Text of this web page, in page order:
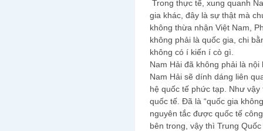
Trong thực tế, xung quanh
gia khác, đây là sự thật mà
không thừa nhận Việt Nam,
không phải là quốc gia, chi
không có í kiến í cò gì.
Nam Hải đã không phải là
Nam Hải sẽ dính dáng liên
hệ quốc tế phức tạp. Như
quốc tế. Đã là “quốc gia
nguyên tắc được quốc tế
bên trong, vậy thì Trung